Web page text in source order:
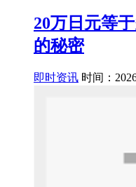
20万日元等
的秘密
即时资讯 时间：